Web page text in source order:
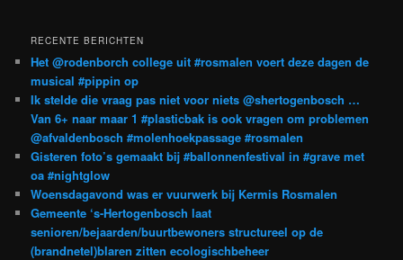
RECENTE BERICHTEN
Het @rodenborch college uit #rosmalen voert deze dagen de
musical #pippin op
Ik stelde die vraag pas niet voor niets @shertogenbosch …
Van 6+ naar maar 1 #plasticbak is ook vragen om problemen
@afvaldenbosch #molenhoekpassage #rosmalen
Gisteren foto’s gemaakt bij #ballonnenfestival in #grave met
oa #nightglow
Woensdagavond was er vuurwerk bij Kermis Rosmalen
Gemeente ‘s-Hertogenbosch laat
senioren/bejaarden/buurtbewoners structureel op de
(brandnetel)blaren zitten ecologischbeheer